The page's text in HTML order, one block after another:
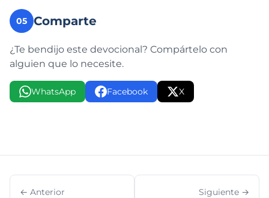
05 Comparte
¿Te bendijo este devocional? Compártelo con
alguien que lo necesite.
WhatsApp Facebook X
← Anterior
Siguiente →